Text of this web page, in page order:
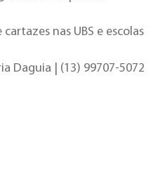
nas UBS e escolas
Daguia | (13) 99707-5072